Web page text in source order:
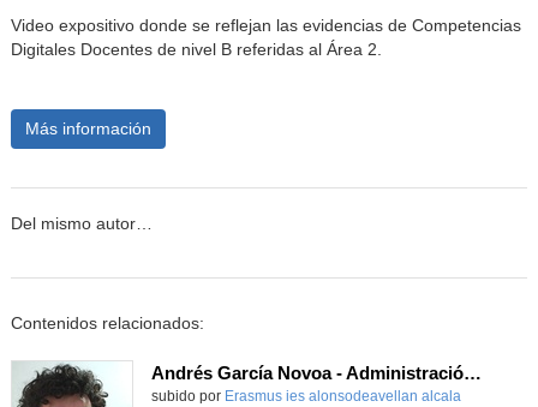
Video expositivo donde se reflejan las evidencias de Competencias
Digitales Docentes de nivel B referidas al Área 2.
Más información
Del mismo autor…
Contenidos relacionados:
Andrés García Novoa - Administración y Finanzas - Zagreb - Croacia 2026
subido por Erasmus ies alonsodeavellan alcala